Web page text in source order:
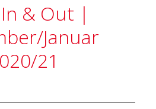
& Out |
Januar
21